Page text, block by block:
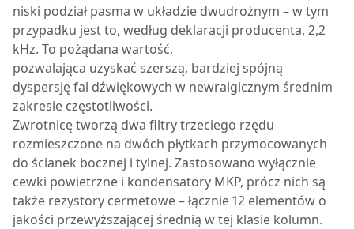
niski podział pasma w układzie dwudrożnym – w tym
przypadku jest to, według deklaracji producenta, 2,2
kHz. To pożądana wartość,
pozwalająca uzyskać szerszą, bardziej spójną
dyspersję fal dźwiękowych w newralgicznym średnim
zakresie częstotliwości.
Zwrotnicę tworzą dwa filtry trzeciego rzędu
rozmieszczone na dwóch płytkach przymocowanych
do ścianek bocznej i tylnej. Zastosowano wyłącznie
cewki powietrzne i kondensatory MKP, prócz nich są
także rezystory cermetowe – łącznie 12 elementów o
jakości przewyższającej średnią w tej klasie kolumn.